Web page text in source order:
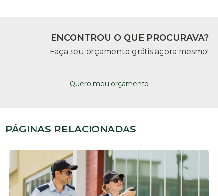
ENCONTROU O QUE PROCURAVA?
Faça seu orçamento grátis agora mesmo!
Quero meu orçamento
PÁGINAS RELACIONADAS